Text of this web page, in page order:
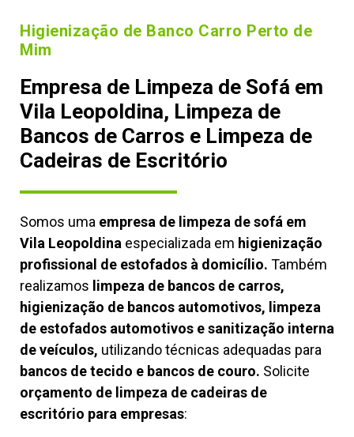
Higienização de Banco Carro Perto de
Mim
Empresa de Limpeza de Sofá em
Vila Leopoldina, Limpeza de
Bancos de Carros e Limpeza de
Cadeiras de Escritório
Somos uma empresa de limpeza de sofá em
Vila Leopoldina especializada em higienização
profissional de estofados à domicílio. Também
realizamos limpeza de bancos de carros,
higienização de bancos automotivos, limpeza
de estofados automotivos e sanitização interna
de veículos, utilizando técnicas adequadas para
bancos de tecido e bancos de couro. Solicite
orçamento de limpeza de cadeiras de
escritório para empresas: